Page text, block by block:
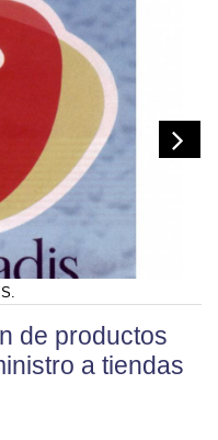
de productos
a tiendas